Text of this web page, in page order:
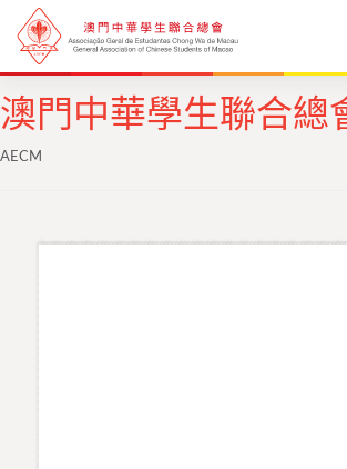
澳門中華學生聯合總
AECM